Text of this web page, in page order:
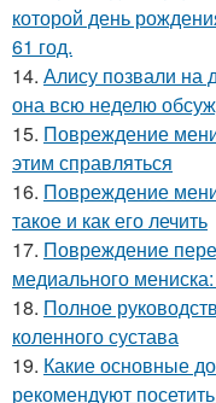
которой день
61 год.
14. Алису позвали на
она всю неделю
15. Повреждение
этим справляться
16. Повреждение
такое и как его лечить
17. Повреждение
медиального
18. Полное
коленного сустава
19. Какие основные
рекомендуют